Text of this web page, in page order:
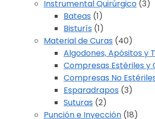
Instrumental Quirúrgico (3)
Bateas (1)
Bisturís (1)
Material de Curas (40)
Algodones, Apósitos y
Compresas Estériles y
Compresas No
Esparadrapos (3)
Suturas (2)
Punción e Inyección (18)